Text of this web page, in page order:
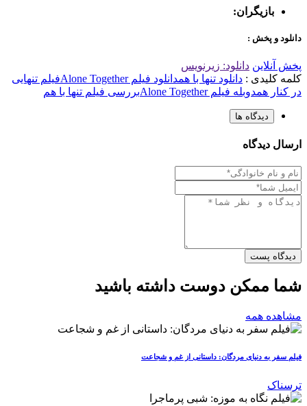
بازیگران:
دانلود و پخش :
پخش آنلاین دانلود: زیرنویس
کلمه کلیدی : دانلود تنها با همدانلود فیلم Alone Together
فیلم تنهایی
در کنار همدوبله فیلم Alone Together بررسی فیلم تنها با هم
دیدگاه ها
ارسال دیدگاه
دیدگاه پست
شما ممکن دوست داشته باشید
مشاهده همه
فیلم سفر به دنیای مردگان: داستانی از غم و شجاعت
ترسناک